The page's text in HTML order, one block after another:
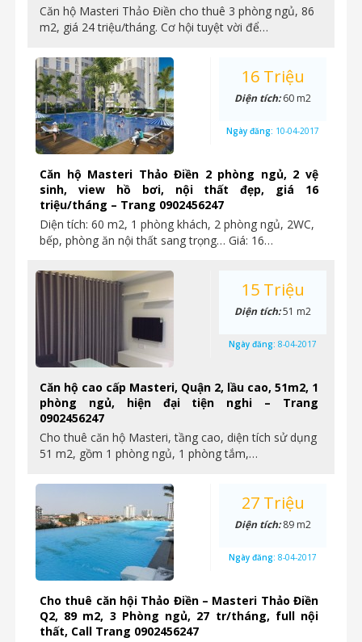
Căn hộ Masteri Thảo Điền cho thuê 3 phòng ngủ, 86
m2, giá 24 triệu/tháng. Cơ hội tuyệt vời để…
Căn hộ Masteri Thảo Điền 2 phòng ngủ, 2 vệ
sinh, view hồ bơi, nội thất đẹp, giá 16
triệu/tháng – Trang 0902456247
Diện tích: 60 m2, 1 phòng khách, 2 phòng ngủ, 2WC,
bếp, phòng ăn nội thất sang trọng… Giá: 16…
16 Triệu
Diện tích:60 m2
Ngày đăng: 10-04-2017
Căn hộ cao cấp Masteri, Quận 2, lầu cao, 51m2, 1
phòng ngủ, hiện đại tiện nghi – Trang
0902456247
Cho thuê căn hộ Masteri, tầng cao, diện tích sử dụng
51 m2, gồm 1 phòng ngủ, 1 phòng tắm,…
15 Triệu
Diện tích:51 m2
Ngày đăng: 8-04-2017
Cho thuê căn hội Thảo Điền – Masteri Thảo Điền
Q2, 89 m2, 3 Phòng ngủ, 27 tr/tháng, full nội
thất, Call Trang 0902456247
27 Triệu
Diện tích:89 m2
Ngày đăng: 8-04-2017